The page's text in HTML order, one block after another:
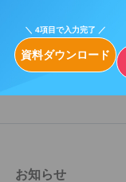
＼ 4項目で入力完了 ／
資料ダウンロード
お知らせ